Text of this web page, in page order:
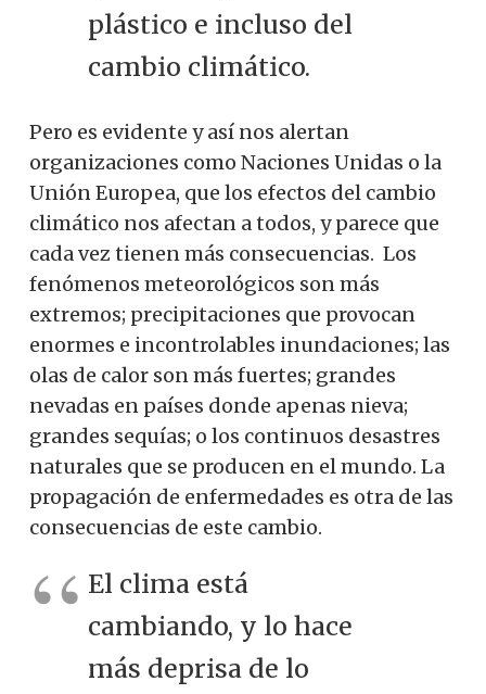
plástico e incluso del
cambio climático.
Pero es evidente y así nos alertan
organizaciones como Naciones Unidas o la
Unión Europea, que los efectos del cambio
climático nos afectan a todos, y parece que
cada vez tienen más consecuencias. Los
fenómenos meteorológicos son más
extremos; precipitaciones que provocan
enormes e incontrolables inundaciones; las
olas de calor son más fuertes; grandes
nevadas en países donde apenas nieva;
grandes sequías; o los continuos desastres
naturales que se producen en el mundo. La
propagación de enfermedades es otra de las
consecuencias de este cambio.
El clima está
cambiando, y lo hace
más deprisa de lo